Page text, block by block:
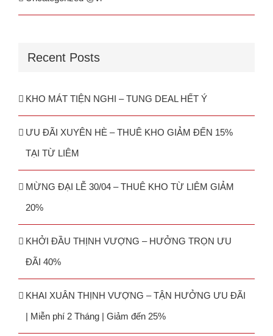
Recent Posts
KHO MÁT TIỆN NGHI – TUNG DEAL HẾT Ý
ƯU ĐÃI XUYÊN HÈ – THUÊ KHO GIẢM ĐẾN 15%
TẠI TỪ LIÊM
MỪNG ĐẠI LỄ 30/04 – THUÊ KHO TỪ LIÊM GIẢM
20%
KHỞI ĐẦU THỊNH VƯỢNG – HƯỞNG TRỌN ƯU
ĐÃI 40%
KHAI XUÂN THỊNH VƯỢNG – TẬN HƯỞNG ƯU ĐÃI
| Miễn phí 2 Tháng | Giảm đến 25%